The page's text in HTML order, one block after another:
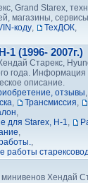
Grand Starex,
магазины, сервисы
коду, ТехДОК,
1 (1996- 2007г.)
Старекс,
года. Информация
описание.
отзывы
, Трансмиссия,
,
для Starex, H-1,
,
,
работы
Хендай